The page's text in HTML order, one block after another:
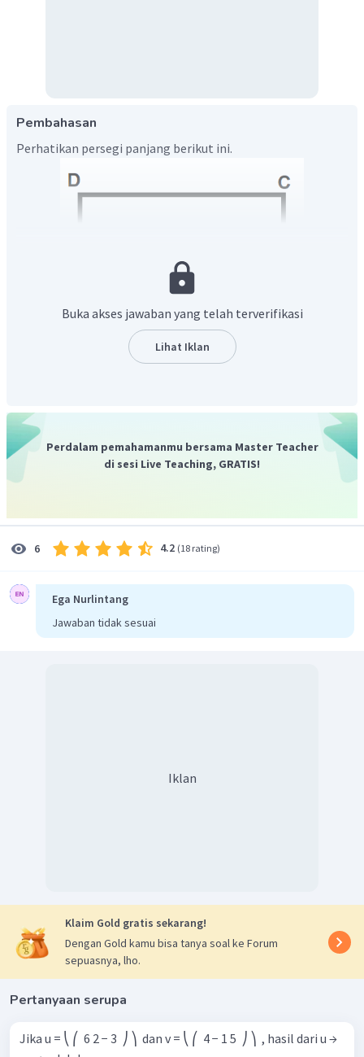
Pembahasan
Perhatikan persegi panjang berikut ini.
Dari gambar di atas dapat diketahui bahwa:
Jika
sebagai berikut.
Oleh karena itu, jawaban yang benar adalah B.
Buka akses jawaban yang telah terverifikasi
Lihat Iklan
Perdalam pemahamanmu bersama Master Teacher
di sesi Live Teaching, GRATIS!
6 4.2 (18 rating)
Ega Nurlintang
Jawaban tidak sesuai
Iklan
Klaim Gold gratis sekarang!
Dengan Gold kamu bisa tanya soal ke Forum
sepuasnya, lho.
Pertanyaan serupa
Jika u = ⎝ ⎛ ​ 6 2 − 3 ​ ⎠ ⎞ ​ dan v = ⎝ ⎛ ​ 4 − 1 5 ​ ⎠ ⎞ ​ , hasil dari u →